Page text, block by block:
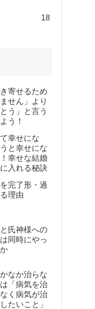
18
寄せるため
せん」より
う」と言う
う！
て幸せにな
と幸せにな
幸せな結婚
入れる秘訣
完了形・過
理由
氏神様への
同時にやっ
なか治らな
「病気を治
く病気が治
たいこと」